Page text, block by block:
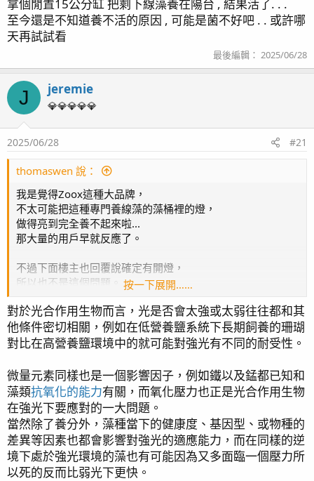
拿個閒置15公分缸 把剩下線藻養在陽台 , 結果活了. . .
至今還是不知道養不活的原因 , 可能是菌不好吧 . . 或許哪
天再試試看
最後編輯： 2025/06/28
J jeremie
💎💎💎💎💎
2025/06/28 #21
thomaswen 說：
我是覺得Zoox這種大品牌，
不太可能把這種專門養線藻的藻桶裡的燈，
做得亮到完全養不起來啦...
那大量的用戶早就反應了。
不過下面樓主也回覆說確定有開燈，
所以也不是這個問題。
有沒有大神能找出原因了。
按一下展開……
對於光合作用生物而言，光是否會太強或太弱往往都和其
他條件密切相關，例如在低營養鹽系統下長期飼養的珊瑚
對比在高營養鹽環境中的就可能對強光有不同的耐受性。
微量元素同樣也是一個影響因子，例如鐵以及錳都已知和
藻類抗氧化的能力有關，而氧化壓力也正是光合作用生物
在強光下要應對的一大問題。
當然除了養分外，藻種當下的健康度、基因型、或物種的
差異等因素也都會影響對強光的適應能力，而在同樣的逆
境下處於強光環境的藻也有可能因為又多面臨一個壓力所
以死的反而比弱光下更快。